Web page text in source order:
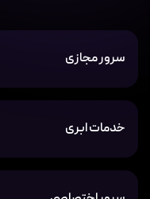
سرور مجازی
خدمات ابری